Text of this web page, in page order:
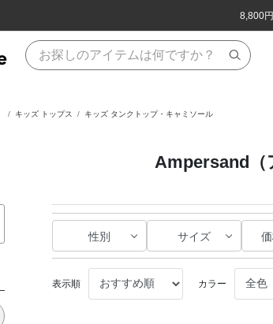
8,800
ほぼ全
8,800
ほぼ全
キッズ トップス キッズ タンクトップ・キャミソール
Ampersand（
性別 サイズ
表示順 カラー